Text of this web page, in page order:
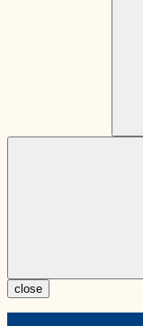
close